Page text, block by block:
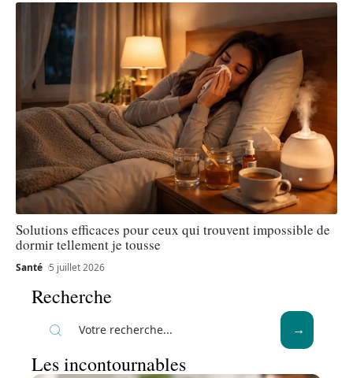
Solutions efficaces pour ceux qui trouvent impossible de
dormir tellement je tousse
Santé 5 juillet 2026
Recherche
Les incontournables